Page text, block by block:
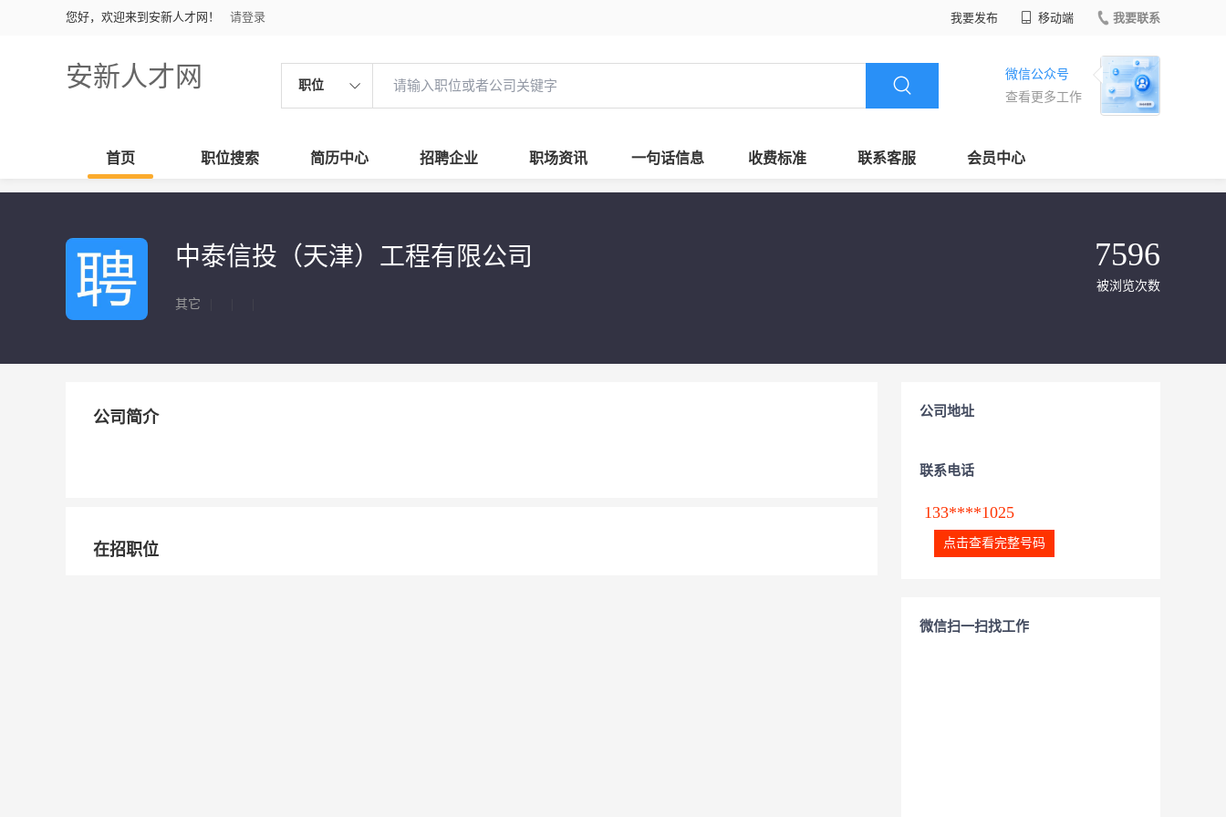
您好，欢迎来到安新人才网！ 请登录 我要发布 移动端 我要联系
安新人才网 职位
微信公众号
查看更多工作
首页 职位搜索 简历中心 招聘企业 职场资讯 一句话信息 收费标准 联系客服 会员中心
中泰信投（天津）工程有限公司
其它
7596
被浏览次数
公司简介
在招职位
公司地址
联系电话
133****1025
点击查看完整号码
微信扫一扫找工作